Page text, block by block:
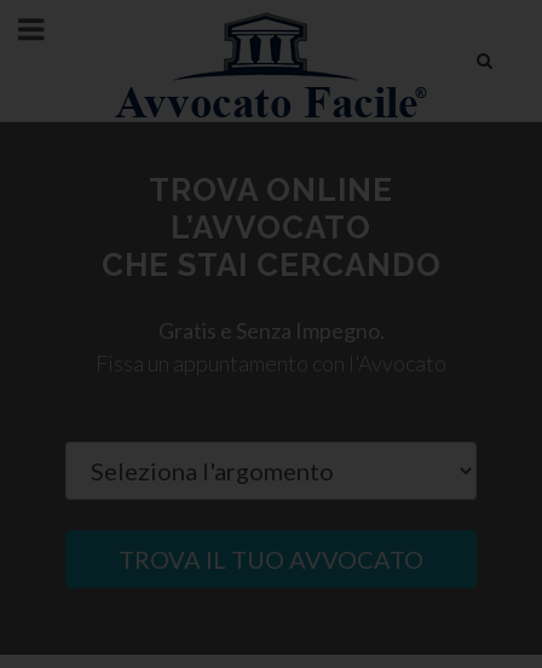
TROVA ONLINE
L’AVVOCATO
CHE STAI CERCANDO
Gratis e Senza Impegno.
Fissa un appuntamento con l'Avvocato
TROVA IL TUO AVVOCATO